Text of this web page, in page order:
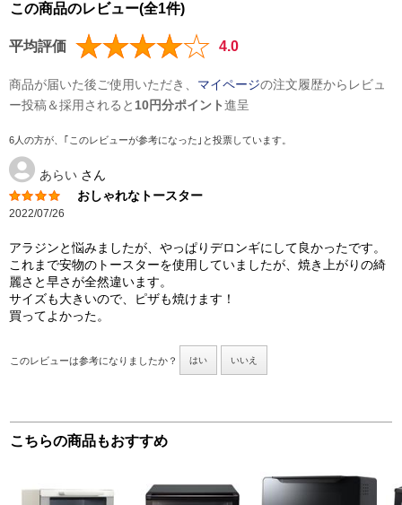
この商品のレビュー(全1件)
平均評価 4.0
商品が届いた後ご使用いただき、 マイページの注文履歴からレビュ
ー投稿＆採用されると 10円分ポイント進呈
6人の方が、｢このレビューが参考になった｣と投票しています。
あらい さん
おしゃれなトースター
2022/07/26
アラジンと悩みましたが、やっぱりデロンギにして良かったです。
これまで安物のトースターを使用していましたが、焼き上がりの綺
麗さと早さが全然違います。
サイズも大きいので、ピザも焼けます！
買ってよかった。
このレビューは参考になりましたか？ はい いいえ
こちらの商品もおすすめ